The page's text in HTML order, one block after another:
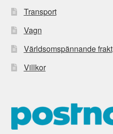
Transport
Vagn
Världsomspännande frakt
Villkor